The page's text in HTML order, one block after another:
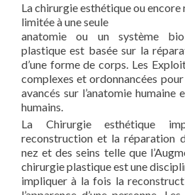
La chirurgie esthétique ou encore
limitée à une seule
anatomie ou un système
plastique est basée sur la
d’une forme de corps. Les
complexes et ordonnancées
avancés sur l’anatomie
humains.
La Chirurgie esthétique
reconstruction et la réparation
nez et des seins telle que
chirurgie plastique est une
impliquer à la fois la